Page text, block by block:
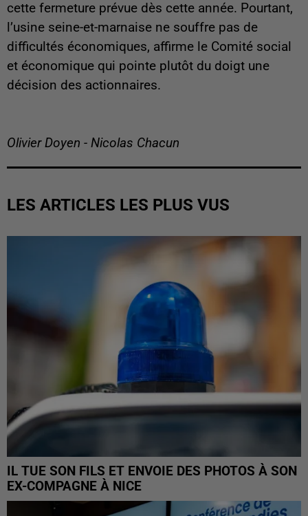
cette fermeture prévue dès cette année. Pourtant,
l’usine seine-et-marnaise ne souffre pas de
difficultés économiques, affirme le Comité social
et économique qui pointe plutôt du doigt une
décision des actionnaires.
Olivier Doyen - Nicolas Chacun
LES ARTICLES LES PLUS VUS
IL TUE SON FILS ET ENVOIE DES PHOTOS À SON
EX-COMPAGNE À NICE